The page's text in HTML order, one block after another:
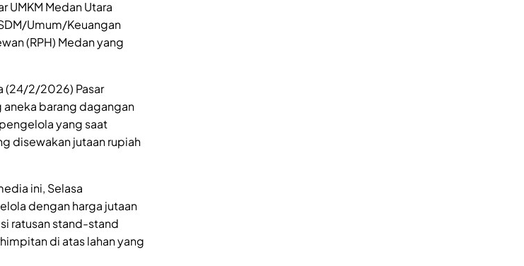
Medan Utara
Umum/Keuangan
(RPH) Medan yang
(24/2/2026) Pasar
barang dagangan
yang saat
disewakan jutaan rupiah
ini, Selasa
dengan harga jutaan
ratusan stand-stand
di atas lahan yang